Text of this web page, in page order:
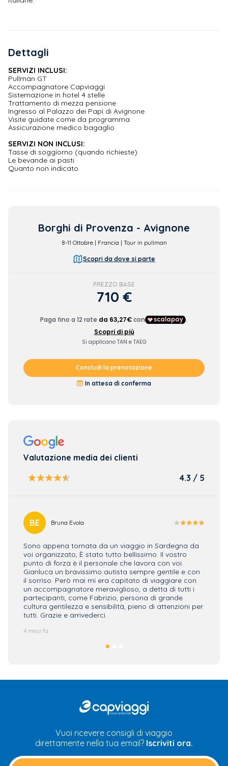
Dettagli
SERVIZI INCLUSI:
Pullman GT
Accompagnatore Capviaggi
Sistemazione in hotel 4 stelle
Trattamento di mezza pensione
Ingresso al Palazzo dei Papi di Avignone
Visite guidate come da programma
Assicurazione medico bagaglio
SERVIZI NON INCLUSI:
Tasse di soggiorno (quando richieste)
Le bevande ai pasti
Quanto non indicato
Borghi di Provenza - Avignone
8-11 Ottobre | Francia | Tour in pullman
Scopri da dove si parte
PREZZO BASE
710 €
Concludi la prenotazione
In attesa di conferma
Valutazione media dei clienti
4.3 / 5
BE Bruna Evola
Sono appena tornata da un viaggio in Sardegna da
voi organizzato, È stato tutto bellissimo. Il vostro
punto di forza è il personale che lavora con voi.
Gianluca un bravissimo autista sempre gentile e con
il sorriso. Però mai mi era capitato di viaggiare con
un accompagnatore meraviglioso, a detta di tutti i
partecipanti, come Fabrizio, persona di grande
cultura gentilezza e sensibilità, pieno di attenzioni per
tutti. Grazie e arrivederci.
4 mesi fa
Vuoi ricevere consigli di viaggio
direttamente nella tua email? Iscriviti ora.